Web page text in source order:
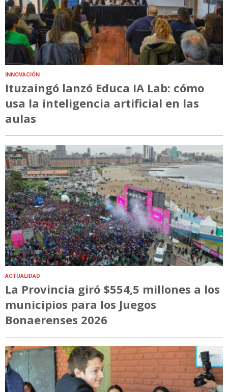
INNOVACIÓN
Ituzaingó lanzó Educa IA Lab: cómo
usa la inteligencia artificial en las
aulas
ACTUALIDAD
La Provincia giró $554,5 millones a los
municipios para los Juegos
Bonaerenses 2026